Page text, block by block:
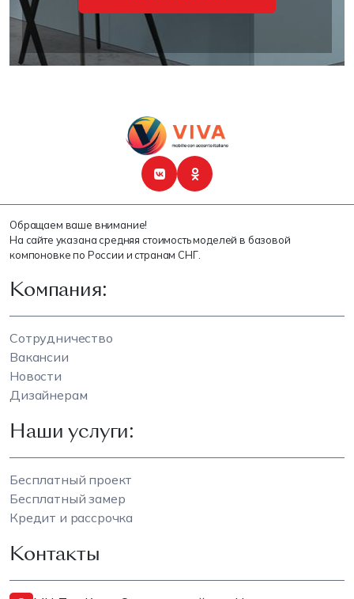
Обращаем ваше внимание!
На сайте указана средняя стоимость моделей в базовой
компоновке по России и странам СНГ.
Компания:
Сотрудничество
Вакансии
Новости
Дизайнерам
Наши услуги:
Бесплатный проект
Бесплатный замер
Кредит и рассрочка
Контакты